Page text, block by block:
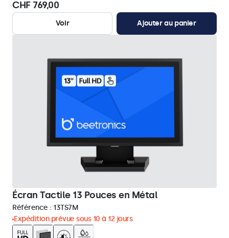
CHF 769,00
Voir Ajouter au panier
Écran Tactile 13 Pouces en Métal
Référence : 13TS7M
Expédition prévue sous 10 à 12 jours